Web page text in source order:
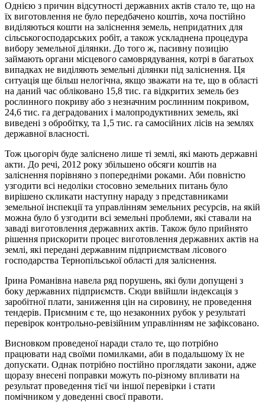
Однією з причин відсутності державних актів стало те, що на
їх виготовлення не було передбачено коштів, хоча постійно
виділяються кошти на заліснення земель, непридатних для
сільськогосподарських робіт, а також ускладнена процедура
вибору земельної ділянки. До того ж, пасивну позицію
займають органи місцевого самоврядування, котрі в багатьох
випадках не виділяють земельні ділянки під заліснення. Ця
ситуація ще більш нелогічна, якщо зважати на те, що в області
на даний час обліковано 15,8 тис. га відкритих земель без
рослинного покриву або з незначним рослинним покривом,
24,6 тис. га деградованих і малопродуктивних земель, які
виведені з обробітку, та 1,5 тис. га самосійних лісів на землях
державної власності.
Тож цьогоріч буде заліснено лише ті землі, які мають державні
акти. До речі, 2012 року збільшено обсяги коштів на
заліснення порівняно з попередніми роками. Аби повністю
узгодити всі недоліки стосовно земельних питань було
вирішено скликати наступну нараду з представниками
земельної інспекції та управлінням земельних ресурсів, на якій
можна було б узгодити всі земельні проблеми, які ставали на
заваді виготовлення державних актів. Також було прийнято
рішення прискорити процес виготовлення державних актів на
землі, які передані державним підприємствам лісового
господарства Тернопільської області для заліснення.
Ірина Романівна навела ряд порушень, які були допущені з
боку державних підприємств. Сюди ввійшли індексація з
заробітної плати, заниження цін на сировину, не проведення
тендерів. Приємним є те, що незаконних рубок у результаті
перевірок контрольно-ревізійним управлінням не зафіксовано.
Висновком проведеної наради стало те, що потрібно
працювати над своїми помилками, аби в подальшому їх не
допускати. Однак потрібно постійно проглядати закони, адже
щоразу внесені поправки можуть по-різному впливати на
результат проведення тієї чи іншої перевірки і стати
помічником у доведенні своєї правоти.